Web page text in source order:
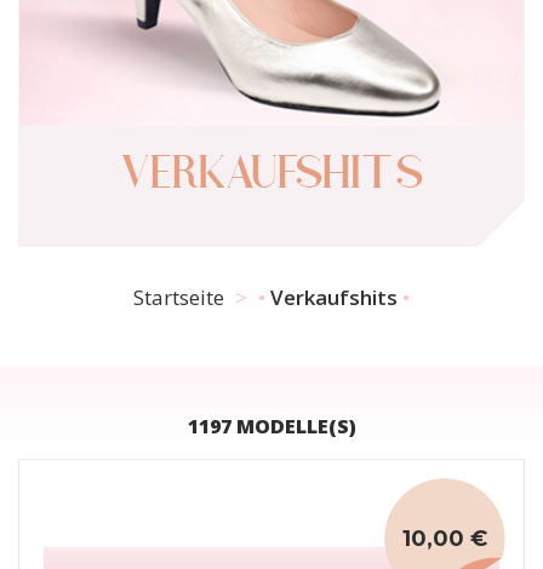
VERKAUFSHITS
Startseite Verkaufshits
1197 MODELLE(S)
10,00 €